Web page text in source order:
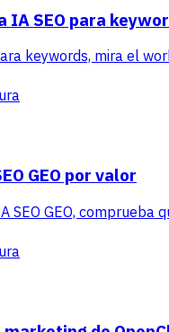
SEO para
keywords, mira el
GEO por valor
GEO, comprueba